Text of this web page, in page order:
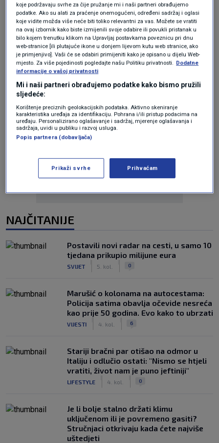
Oglas
NAJČITANIJE
Postavili novi radar na cesti, u samo 10
tjedana prikupio milijune eura
SVIJET 5. kol. 0
Marušić o kolonama na autocestama:
Policija satima obavlja očevide nesreća
kao prije 50 godina. Evo kako to ubrzati
VIJESTI 4. kol. 6
Stariji bračni par otišao na odmor u
Italiju i odlučio ostati: "Nismo se htjeli
vratiti, život nam je puno jeftiniji"
LIFESTYLE 4. kol. 0
Je li bolje stalno držati klimu
uključenom ili je povremeno gasiti?
Stručnjaci otkrivaju kada ćete najviše
uštedjeti
koje podržavaju svrhe za čije pružanje mi i naši partneri obrađujemo
podatke. Ako su alati za praćenje onemogućeni, određeni sadržaj i oglasi
koje vidite možda više neće biti toliko relevantni za vas. Možete se vratiti
na ovaj izbornik kako biste izmijenili svoje odabire ili povukli pristanak u
bilo kojem trenutku klikom na Upravljaj postavkama poveznicu pri dnu
web-stranice [ili plutajuće ikone u donjem lijevom kutu web stranice, ako
je primjenjivo]. Vaši će se odabiri primijeniti kako je opisano u dijelu Web-
mjesto. Za više pojedinosti pogledajte našu Politiku privatnosti. Dodatne
informacije o vašoj privatnosti
Mi i naši partneri obrađujemo podatke kako bismo pružili
sljedeće:
Korištenje preciznih geolokacijskih podataka. Aktivno skeniranje
karakteristika uređaja za identifikaciju. Pohrana i/ili pristup podacima na
uređaju. Personalizirano oglašavanje i sadržaj, mjerenje oglašavanja i
sadržaja, uvidi u publiku i razvoj usluga.
Popis partnera (dobavljača)
Prikaži svrhe Prihvaćam